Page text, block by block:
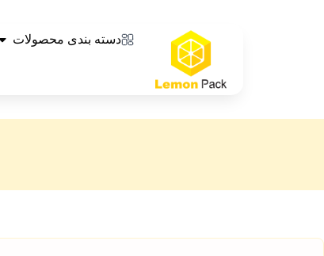
دسته بندی محصولات